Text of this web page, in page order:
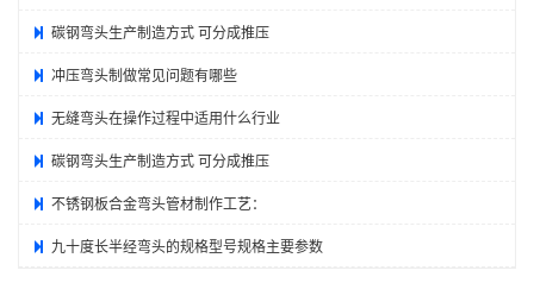
碳钢弯头生产制造方式 可分成推压
冲压弯头制做常见问题有哪些
无缝弯头在操作过程中适用什么行业
碳钢弯头生产制造方式 可分成推压
不锈钢板合金弯头管材制作工艺：
九十度长半经弯头的规格型号规格主要参数